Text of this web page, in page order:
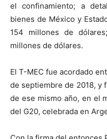
el confinamiento; a
bienes de México y
154 millones de
millones de dólares.
El T-MEC fue acordado
de septiembre de 2018, y
de ese mismo año, en el
del G20, celebrada en